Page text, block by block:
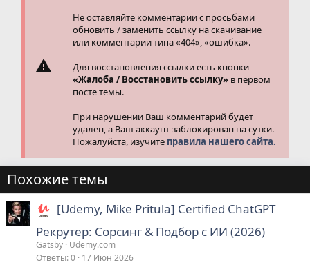
Не оставляйте комментарии с просьбами
обновить / заменить ссылку на скачивание
или комментарии типа «404», «ошибка».
Для восстановления ссылки есть кнопки
«Жалоба / Восстановить ссылку» в первом
посте темы.
При нарушении Ваш комментарий будет
удален, а Ваш аккаунт заблокирован на сутки.
Пожалуйста, изучите правила нашего сайта.
Похожие темы
[Udemy, Mike Pritula] Certified ChatGPT
Рекрутер: Сорсинг & Подбор с ИИ (2026)
Gatsby Udemy.com
Ответы 0 17 Июн 2026